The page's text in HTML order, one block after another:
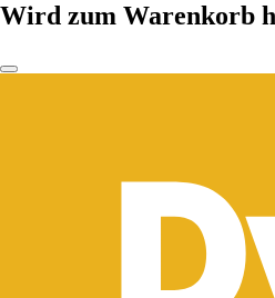
Wird zum Warenkorb